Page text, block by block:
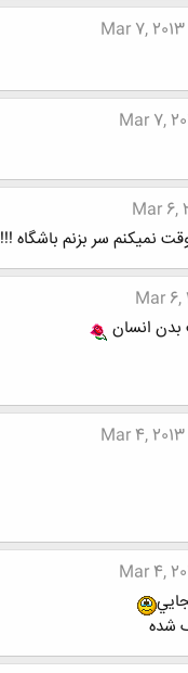
Mar 7, 2013
Mar 7,
Mar 6,
نميكنم سر بزنم باشگاه !!!
Mar 6,
انسان
Mar 4, 2013
Mar 4,
شده